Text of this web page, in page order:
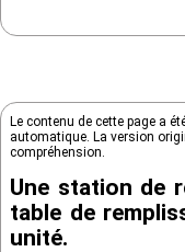
Le contenu de cette page a
automatique. La version
compréhension.
Une station de
table de
unité.